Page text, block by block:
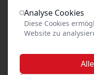
Unterhaltsam,
am Holstentor
Lübeck
Analyse Cookies
Diese Cookies
Website zu